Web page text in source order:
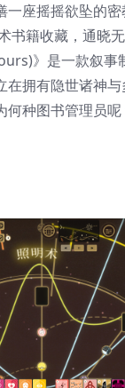
一座摇摇欲坠的
书籍收藏，通晓
》是一款叙事
在拥有隐世诸神
种图书管理员呢